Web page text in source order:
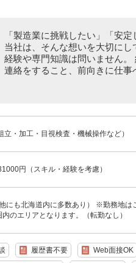
「製造業に挑戦したい」「安定
当社は、そんな想いを大切にし
経験や専門知識は問いません。
連絡をすること、前向きに仕事
立・加工・目視検査・機械操作など）
円（スキル・経験を考慮）
にも北海道内に多数あり） ※勤務地は
のエリアとなります。（転勤なし）
履歴書不要 Web面接OK